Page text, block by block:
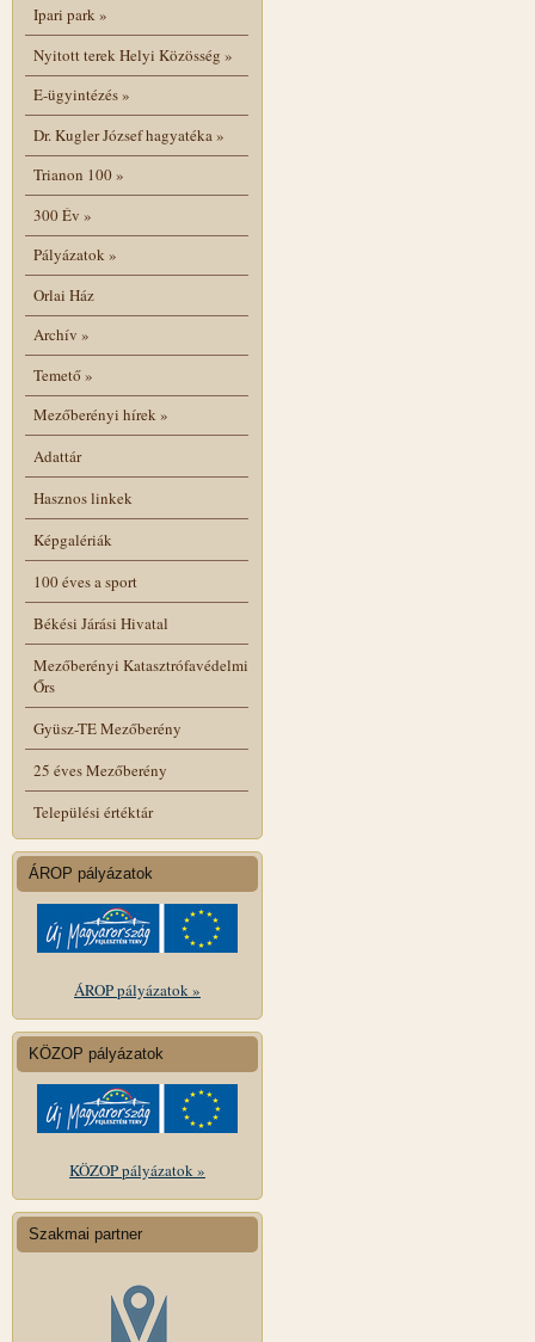
Ipari park»
Nyitott terek Helyi Közösség »
E-ügyintézés»
Dr. Kugler József hagyatéka»
Trianon 100»
300 Év »
Pályázatok»
Orlai Ház
Archív »
Temető»
Mezőberényi hírek»
Adattár
Hasznos linkek
Képgalériák
100 éves a sport
Békési Járási Hivatal
Mezőberényi Katasztrófavédelmi
Őrs
Gyüsz-TE Mezőberény
25 éves Mezőberény
Települési értéktár
ÁROP pályázatok
ÁROP pályázatok »
KÖZOP pályázatok
KÖZOP pályázatok »
Szakmai partner